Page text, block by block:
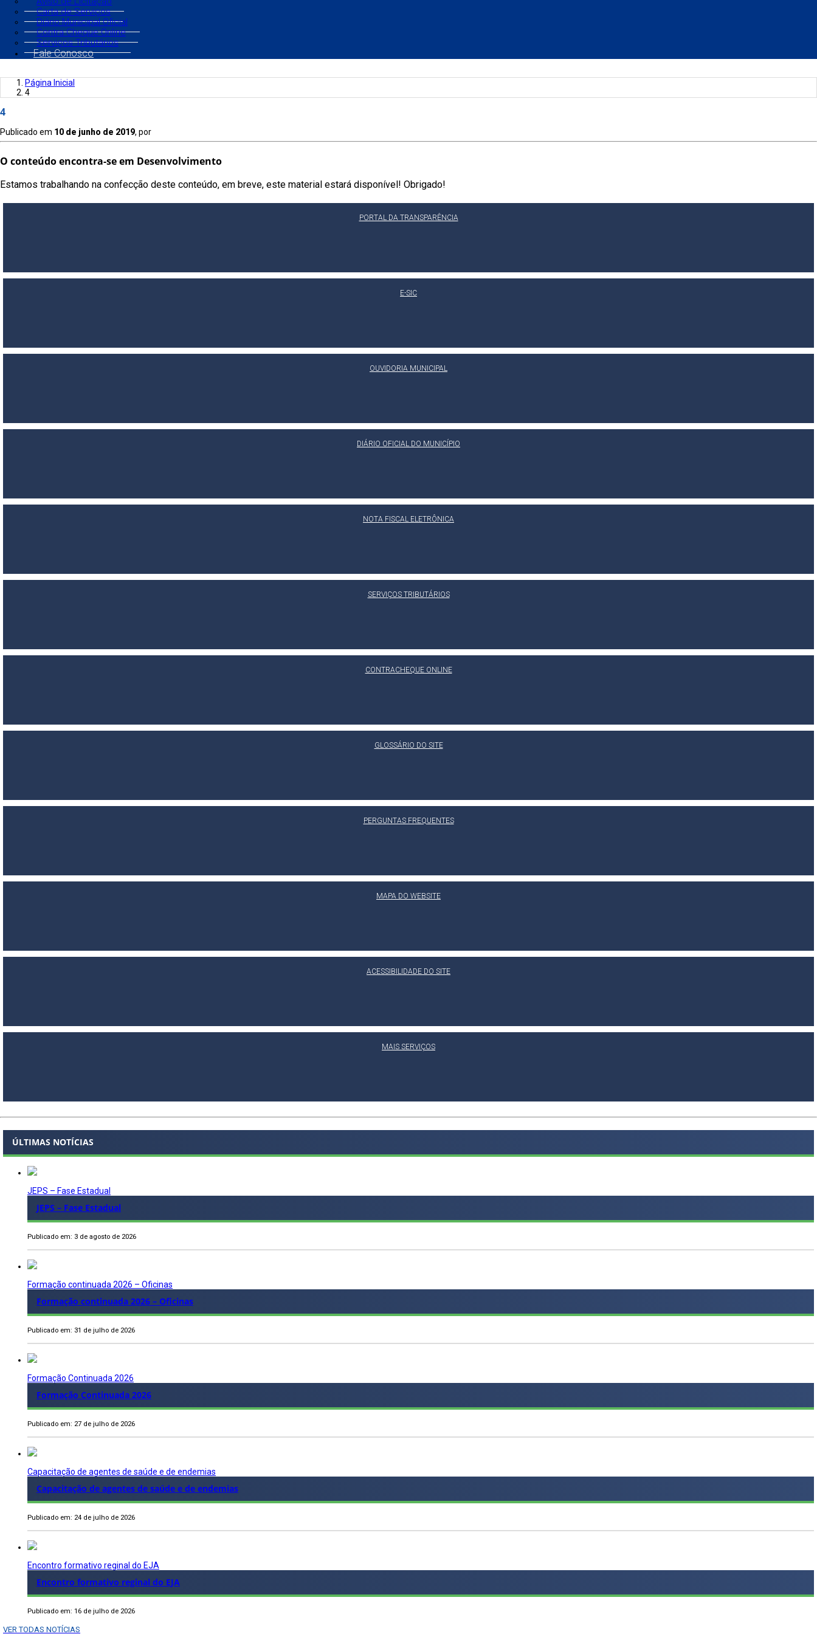
Carta de Serviços
Diário Municipal Oficial
Contra Cheque Online
Serviços Tributários
Fale Conosco
Página Inicial
4
4
Publicado em 10 de junho de 2019, por
O conteúdo encontra-se em Desenvolvimento
Estamos trabalhando na confecção deste conteúdo, em breve, este material estará disponível! Obrigado!
PORTAL DA TRANSPARÊNCIA
E-SIC
OUVIDORIA MUNICIPAL
DIÁRIO OFICIAL DO MUNICÍPIO
NOTA FISCAL ELETRÔNICA
SERVIÇOS TRIBUTÁRIOS
CONTRACHEQUE ONLINE
GLOSSÁRIO DO SITE
PERGUNTAS FREQUENTES
MAPA DO WEBSITE
ACESSIBILIDADE DO SITE
MAIS SERVIÇOS
ÚLTIMAS NOTÍCIAS
JEPS – Fase Estadual
JEPS – Fase Estadual
Publicado em: 3 de agosto de 2026
Formação continuada 2026 – Oficinas
Formação continuada 2026 – Oficinas
Publicado em: 31 de julho de 2026
Formação Continuada 2026
Formação Continuada 2026
Publicado em: 27 de julho de 2026
Capacitação de agentes de saúde e de endemias
Capacitação de agentes de saúde e de endemias
Publicado em: 24 de julho de 2026
Encontro formativo reginal do EJA
Encontro formativo reginal do EJA
Publicado em: 16 de julho de 2026
VER TODAS NOTÍCIAS